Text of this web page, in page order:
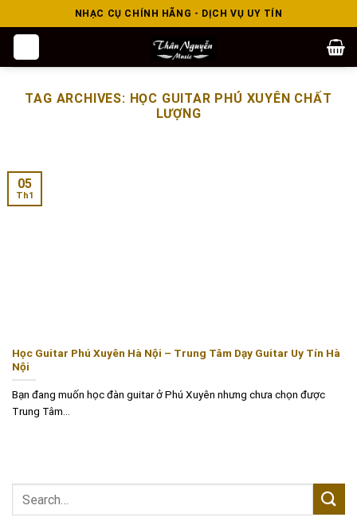
to
NHẠC CỤ CHÍNH HÃNG - DỊCH VỤ UY TÍN
TAG ARCHIVES: HỌC GUITAR PHÚ XUYÊN CHẤT
LƯỢNG
Học Guitar Phú Xuyên Hà Nội – Trung Tâm Dạy Guitar Uy Tín Hà
Nội
Bạn đang muốn học đàn guitar ở Phú Xuyên nhưng chưa chọn được
Trung Tâm...
05
Th1